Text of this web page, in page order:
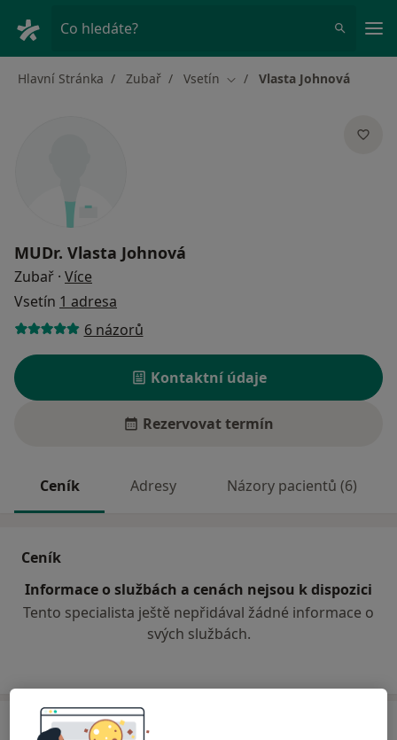
Co hledáte?
Hlavní Stránka Zubař Vsetín Změna města
Vlasta Johnová
MUDr. Vlasta Johnová
Zubař · Více
Vsetín 1 adresa
6 názorů
Kontaktní údaje
Rezervovat termín
Ceník Adresy Názory pacientů (6)
Ceník
Informace o službách a cenách nejsou k dispozici
Tento specialista ještě nepřidával žádné informace o
svých službách.
Adresa